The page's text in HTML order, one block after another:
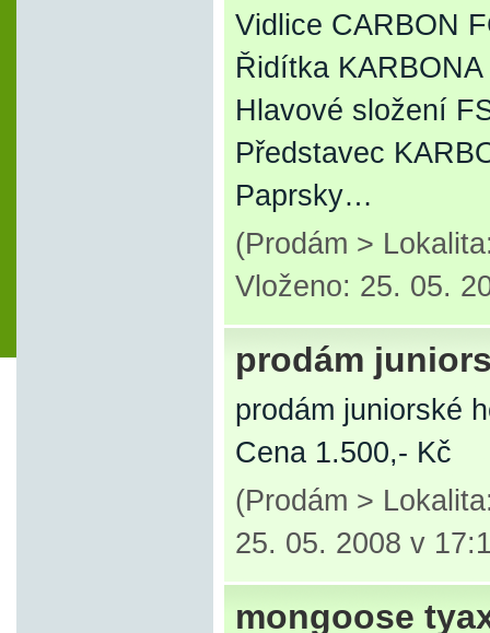
Vidlice CARBON
Řidítka
Hlavové složení
Představec
Paprsky…
(Prodám >
Vloženo: 25. 05.
prodám
prodám juniorské
Cena 1.500,- Kč
(Prodám >
25. 05. 2008 v
mongoose